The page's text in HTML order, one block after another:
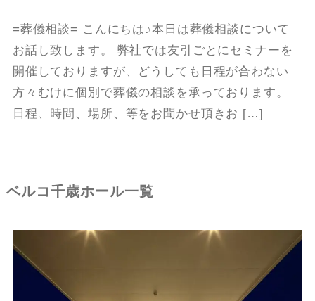
=葬儀相談= こんにちは♪本日は葬儀相談について
お話し致します。 弊社では友引ごとにセミナーを
開催しておりますが、どうしても日程が合わない
方々むけに個別で葬儀の相談を承っております。
日程、時間、場所、等をお聞かせ頂きお […]
ベルコ千歳ホール一覧